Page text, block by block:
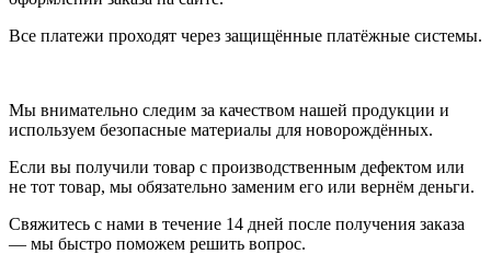
Все платежи проходят через защищённые платёжные системы.
Мы внимательно следим за качеством нашей продукции и
используем безопасные материалы для новорождённых.
Если вы получили товар с производственным дефектом или
не тот товар, мы обязательно заменим его или вернём деньги.
Свяжитесь с нами в течение 14 дней после получения заказа
— мы быстро поможем решить вопрос.